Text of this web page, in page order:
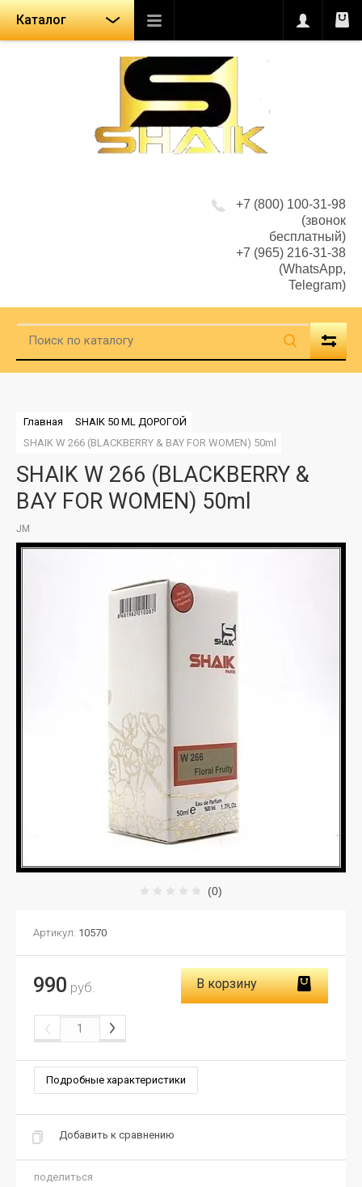
Каталог
+7 (800) 100-31-98
(звонок
бесплатный)
+7 (965) 216-31-38
(WhatsApp,
Telegram)
Главная
SHAIK 50 ML ДОРОГОЙ
SHAIK W 266 (BLACKBERRY & BAY FOR WOMEN) 50ml
SHAIK W 266 (BLACKBERRY &
BAY FOR WOMEN) 50ml
JM
(0)
Артикул: 10570
990 руб. В корзину
Подробные характеристики
Добавить к сравнению
поделиться